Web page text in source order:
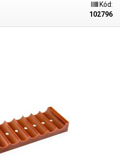
Kód:
102796